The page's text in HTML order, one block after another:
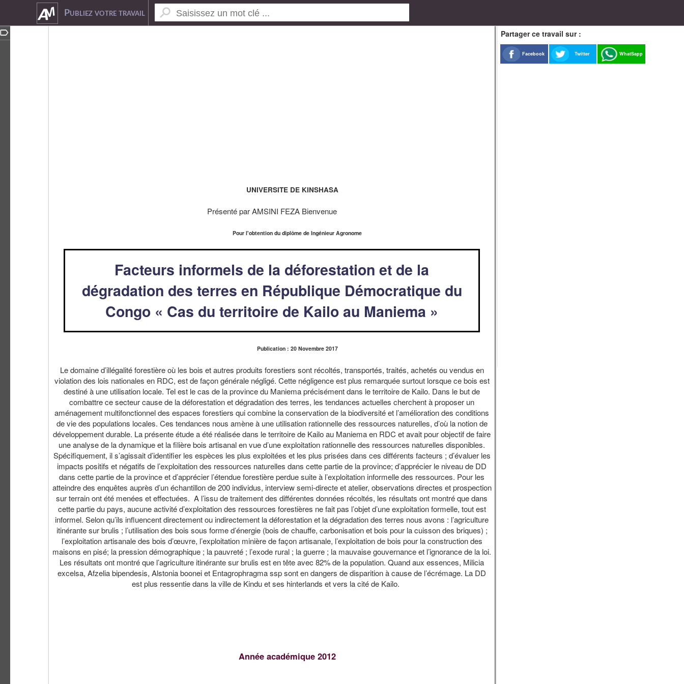
Publiez votre travail
UNIVERSITE DE KINSHASA
Présenté par AMSINI FEZA Bienvenue
Pour l'obtention du diplôme de Ingénieur Agronome
Facteurs informels de la déforestation et de la
dégradation des terres en République Démocratique du
Congo « Cas du territoire de Kailo au Maniema »
Publication : 20 Novembre 2017
Le domaine d’illégalité forestière où les bois et autres produits forestiers sont récoltés, transportés, traités, achetés ou vendus en
violation des lois nationales en RDC, est de façon générale négligé. Cette négligence est plus remarquée surtout lorsque ce bois est
destiné à une utilisation locale. Tel est le cas de la province du Maniema précisément dans le territoire de Kailo. Dans le but de
combattre ce secteur cause de la déforestation et dégradation des terres, les tendances actuelles cherchent à proposer un
aménagement multifonctionnel des espaces forestiers qui combine la conservation de la biodiversité et l’amélioration des conditions
de vie des populations locales. Ces tendances nous amène à une utilisation rationnelle des ressources naturelles, d’où la notion de
développement durable. La présente étude a été réalisée dans le territoire de Kailo au Maniema en RDC et avait pour objectif de faire
une analyse de la dynamique et la filière bois artisanal en vue d’une exploitation rationnelle des ressources naturelles disponibles.
Spécifiquement, il s’agissait d’identifier les espèces les plus exploitées et les plus prisées dans ces différents facteurs ; d’évaluer les
impacts positifs et négatifs de l’exploitation des ressources naturelles dans cette partie de la province; d’apprécier le niveau de DD
dans cette partie de la province et d’apprécier l’étendue forestière perdue suite à l’exploitation informelle des ressources. Pour les
atteindre des enquêtes auprès d’un échantillon de 200 individus, interview semi-directe et atelier, observations directes et prospection
sur terrain ont été menées et effectuées. A l’issu de traitement des différentes données récoltés, les résultats ont montré que dans
cette partie du pays, aucune activité d’exploitation des ressources forestières ne fait pas l’objet d’une exploitation formelle, tout est
informel. Selon qu’ils influencent directement ou indirectement la déforestation et la dégradation des terres nous avons : l’agriculture
itinérante sur brulis ; l’utilisation des bois sous forme d’énergie (bois de chauffe, carbonisation et bois pour la cuisson des briques) ;
l’exploitation artisanale des bois d’œuvre, l’exploitation minière de façon artisanale, l’exploitation de bois pour la construction des
maisons en pisé; la pression démographique ; la pauvreté ; l’exode rural ; la guerre ; la mauvaise gouvernance et l’ignorance de la loi.
Les résultats ont montré que l’agriculture itinérante sur brulis est en tête avec 82% de la population. Quand aux essences, Milicia
excelsa, Afzelia bipendesis, Alstonia boonei et Entagrophragma ssp sont en dangers de disparition à cause de l’écrémage. La DD
est plus ressentie dans la ville de Kindu et ses hinterlands et vers la cité de Kailo.
Année académique 2012
Partager ce travail sur :
Facebook Twitter WhatSapp